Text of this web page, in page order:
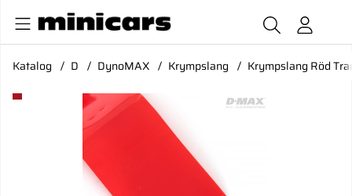
Katalog D DynoMAX Krympslang Krympslang Röd
Produktbilder Krympslang Röd Transparent D28/B44mm x